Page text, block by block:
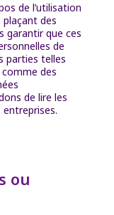
de l’utilisation
plaçant des
garantir que ces
de
parties telles
des
de lire les
ou